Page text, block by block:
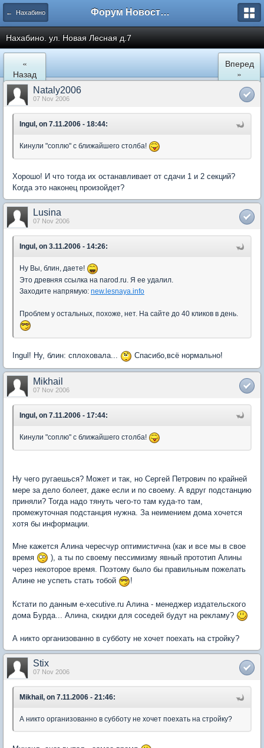
← Нахабино Форум Новостройки
Нахабино. ул. Новая Лесная д.7
«
Назад
Вперед
»
Nataly2006
07 Nov 2006
Ingul, on 7.11.2006 - 18:44:
Кинули "соплю" с ближайшего столба!
Хорошо! И что тогда их останавливает от сдачи 1 и 2 секций?
Когда это наконец произойдет?
Lusina
07 Nov 2006
Ingul, on 3.11.2006 - 14:26:
Ну Вы, блин, даете!
Это древняя ссылка на narod.ru. Я ее удалил.
Заходите напрямую: new.lesnaya.info
Проблем у остальных, похоже, нет. На сайте до 40 кликов в день.
Ingul! Ну, блин: сплоховала... Спасибо,всё нормально!
Mikhail
07 Nov 2006
Ingul, on 7.11.2006 - 17:44:
Кинули "соплю" с ближайшего столба!
Ну чего ругаешься? Может и так, но Сергей Петрович по крайней
мере за дело болеет, даже если и по своему. А вдруг подстанцию
приняли? Тогда надо тянуть чего-то там куда-то там,
промежуточная подстанция нужна. За неимением дома хочется
хотя бы информации.
Мне кажется Алина чересчур оптимистична (как и все мы в свое
время
), а ты по своему пессимизму явный прототип Алины
через некоторое время. Поэтому было бы правильным пожелать
Алине не успеть стать тобой
!
Кстати по данным e-xecutive.ru Алина - менеджер издательского
дома Бурда... Алина, скидки для соседей будут на рекламу?
А никто организованно в субботу не хочет поехать на стройку?
Stix
07 Nov 2006
Mikhail, on 7.11.2006 - 21:46:
А никто организованно в субботу не хочет поехать на стройку?